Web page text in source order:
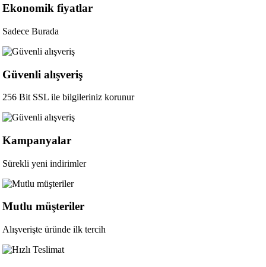
Ekonomik fiyatlar
Sadece Burada
Güvenli alışveriş
256 Bit SSL ile bilgileriniz korunur
Kampanyalar
Sürekli yeni indirimler
Mutlu müşteriler
Alışverişte üründe ilk tercih